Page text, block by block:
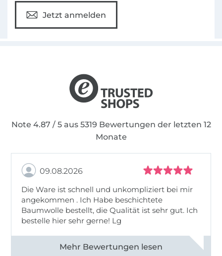
Jetzt anmelden
Note 4.87 / 5 aus 5319 Bewertungen der letzten 12
Monate
09.08.2026
Die Ware ist schnell und unkompliziert bei mir
angekommen . Ich Habe beschichtete
Baumwolle bestellt, die Qualität ist sehr gut. Ich
bestelle hier sehr gerne! Lg
Alle 83031 Bewertungen ansehen